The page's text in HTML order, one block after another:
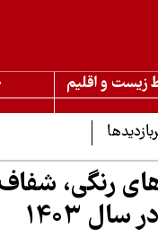
زیست و اقلیم
رنگی،
1403